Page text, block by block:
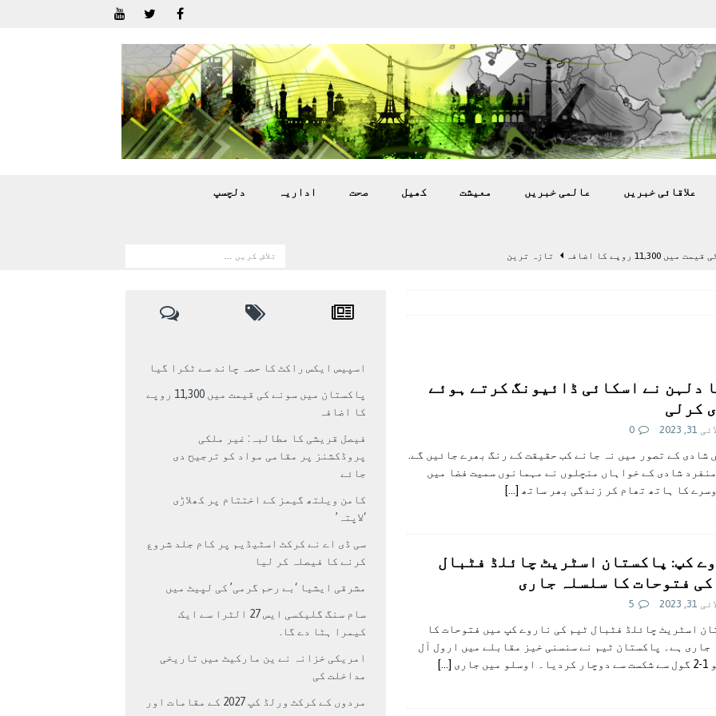
علاقائی خبريں عالمی خبريں معيشت کھيل صحت اداريہ دلچسپ
روپے کا اضافہ تازہ ترين
حصہ چاند سے ٹکرا گیا تازہ ترين
دلہن نے اسکائی ڈائیونگ کرتے ہوئے
کرلی
2023
0
شادی کے تصور میں نہ جانے کب حقیقت کے رنگ بھرے جائیں گے.
شادی کے خواہاں منچلوں نے مہمانوں سمیت فضا میں
کا ہاتھ تھام کر زندگی بھر ساتھ […]
کپ: پاکستان اسٹریٹ چائلڈ فٹبال
کی فتوحات کا سلسلہ جاری
2023
5
اسٹریٹ چائلڈ فٹبال ٹیم کی ناروے کپ میں فتوحات کا
جاری ہے۔ پاکستان ٹیم نے سنسنی خیز مقابلے میں ارول آل
[…]
اسپیس ایکس راکٹ کا حصہ چاند سے ٹکرا گیا
پاکستان میں سونے کی قیمت میں 11,300 روپے
کا اضافہ
فیصل قریشی کا مطالبہ: غیر ملکی
پروڈکشنز پر مقامی مواد کو ترجیح دی
جائے
کامن ویلتھ گیمز کے اختتام پر کھلاڑی
‘لاپتہ’
سی ڈی اے نے کرکٹ اسٹیڈیم پر کام جلد شروع
کرنے کا فیصلہ کر لیا
مشرقی ایشیا ‘بے رحم گرمی’ کی لپیٹ میں
سام سنگ گلیکسی ایس 27 الٹرا سے ایک
کیمرا ہٹا دے گا.
امریکی خزانہ نے ین مارکیٹ میں تاریخی
مداخلت کی
مردوں کے کرکٹ ورلڈ کپ 2027 کے مقامات اور